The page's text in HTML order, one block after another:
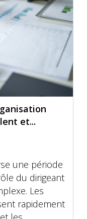
et...
une période
du dirigeant
Les
rapidement